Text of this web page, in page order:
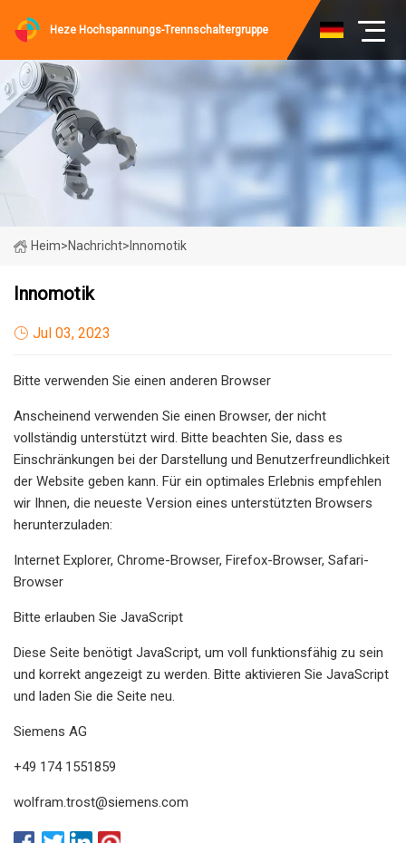
Heze Hochspannungs-Trennschaltergruppe
Heim>Nachricht> Innomotik
Innomotik
Jul 03, 2023
Bitte verwenden Sie einen anderen Browser
Anscheinend verwenden Sie einen Browser, der nicht
vollständig unterstützt wird. Bitte beachten Sie, dass es
Einschränkungen bei der Darstellung und Benutzerfreundlichkeit
der Website geben kann. Für ein optimales Erlebnis empfehlen
wir Ihnen, die neueste Version eines unterstützten Browsers
herunterzuladen:
Internet Explorer, Chrome-Browser, Firefox-Browser, Safari-
Browser
Bitte erlauben Sie JavaScript
Diese Seite benötigt JavaScript, um voll funktionsfähig zu sein
und korrekt angezeigt zu werden. Bitte aktivieren Sie JavaScript
und laden Sie die Seite neu.
Siemens AG
+49 174 1551859
wolfram.trost@siemens.com